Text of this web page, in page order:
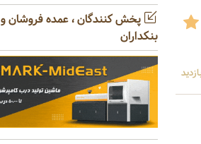
پخش کنندگان ، عمده فروشان و
بنکداران